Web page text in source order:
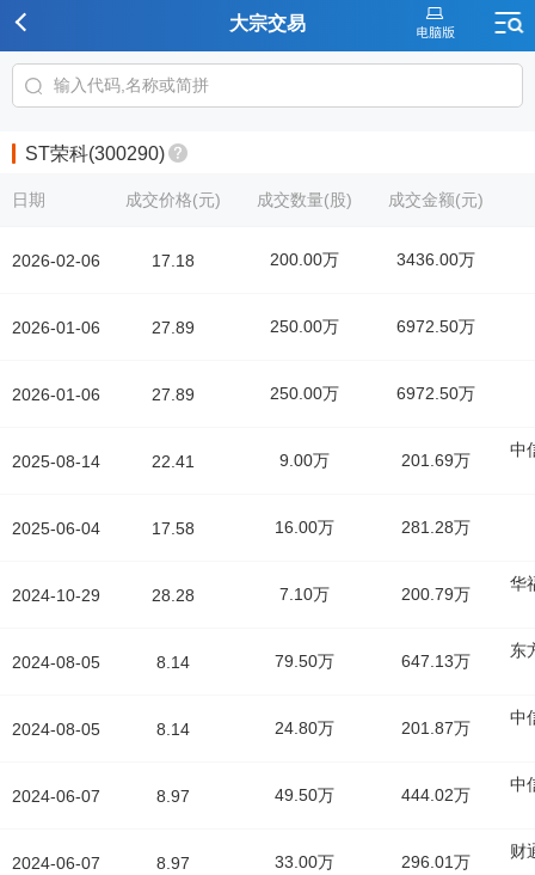
大宗交易
ST荣科(300290)
日期
2026-02-06
2026-01-06
2026-01-06
2025-08-14
2025-06-04
2024-10-29
2024-08-05
2024-08-05
2024-06-07
2024-06-07
成交价格(元) 成交数量(股) 成交金额(元)
17.18 200.00万 3436.00万
27.89 250.00万 6972.50万
27.89 250.00万 6972.50万
22.41 9.00万 201.69万
中
17.58 16.00万 281.28万
28.28 7.10万 200.79万
华
8.14 79.50万 647.13万
东
8.14 24.80万 201.87万
中
8.97 49.50万 444.02万
中
8.97 33.00万 296.01万
财